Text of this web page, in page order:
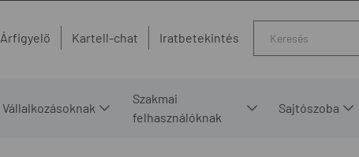
Árfigyelő Kartell-chat Iratbetekintés
Vállalkozásoknak
Szakmai
felhasználóknak
Sajtószoba